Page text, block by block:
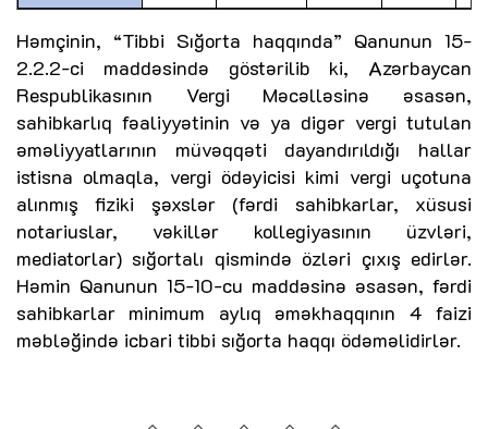
Həmçinin, “Tibbi Sığorta haqqında” Qanunun 15-
2.2.2-ci maddəsində göstərilib ki, Azərbaycan
Respublikasının Vergi Məcəlləsinə əsasən,
sahibkarlıq fəaliyyətinin və ya digər vergi tutulan
əməliyyatlarının müvəqqəti dayandırıldığı hallar
istisna olmaqla, vergi ödəyicisi kimi vergi uçotuna
alınmış fiziki şəxslər (fərdi sahibkarlar, xüsusi
notariuslar, vəkillər kollegiyasının üzvləri,
mediatorlar) sığortalı qismində özləri çıxış edirlər.
Həmin Qanunun 15-10-cu maddəsinə əsasən, fərdi
sahibkarlar minimum aylıq əməkhaqqının 4 faizi
məbləğində icbari tibbi sığorta haqqı ödəməlidirlər.